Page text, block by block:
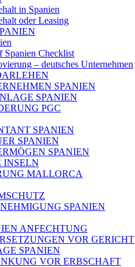
in Spanien
oder Leasing
Spanien Checklist
– deutsches Unternehmen
SPANIEN
SPANIEN
PGC
SPANIEN
SPANIEN
SPANIEN
INSELN
MALLORCA
SPANIEN
ANFECHTUNG
VOR GERICHT
SPANIEN
VOR ERBSCHAFT